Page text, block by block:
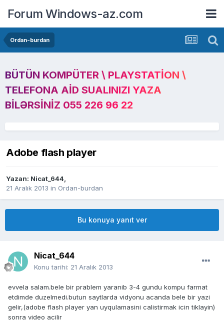
Forum Windows-az.com
Ordan-burdan
BÜTÜN KOMPÜTER \ PLAYSTATION \
TELEFONA AID SUALINIZI YAZA
BILƏRSINIZ 055 226 96 22
Adobe flash player
Yazan: Nicat_644,
21 Aralık 2013 in Ordan-burdan
Bu konuya yanıt ver
Nicat_644
Konu tarihi: 21 Aralık 2013
evvela salam.bele bir prablem yaranib 3-4 gundu kompu farmat
etdimde duzelmedi.butun saytlarda vidyonu acanda bele bir yazi
gelir,(adobe flash player yan uyqulamasini calistirmak icin tiklayin)
sonra video acilir